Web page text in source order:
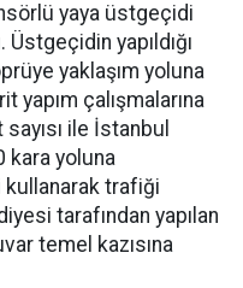
yaya üstgeçidi
yapıldığı
yaklaşım yoluna
yapım çalışmalarına
ile İstanbul
kara yoluna
kullanarak trafiği
tarafından yapılan
temel kazısına